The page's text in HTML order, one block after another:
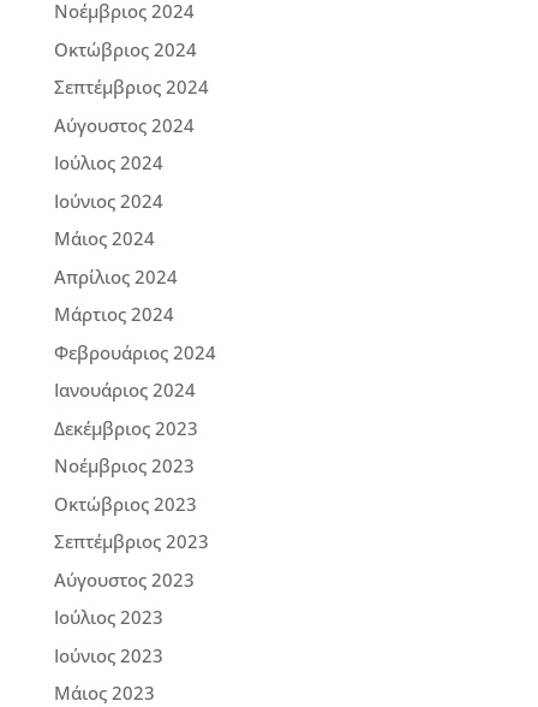
Νοέμβριος 2024
Οκτώβριος 2024
Σεπτέμβριος 2024
Αύγουστος 2024
Ιούλιος 2024
Ιούνιος 2024
Μάιος 2024
Απρίλιος 2024
Μάρτιος 2024
Φεβρουάριος 2024
Ιανουάριος 2024
Δεκέμβριος 2023
Νοέμβριος 2023
Οκτώβριος 2023
Σεπτέμβριος 2023
Αύγουστος 2023
Ιούλιος 2023
Ιούνιος 2023
Μάιος 2023